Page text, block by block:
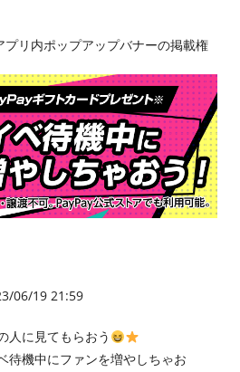
リ内ポップアップバナーの掲載権
06/19 21:59
人に見てもらおう
待機中にファンを増やしちゃお